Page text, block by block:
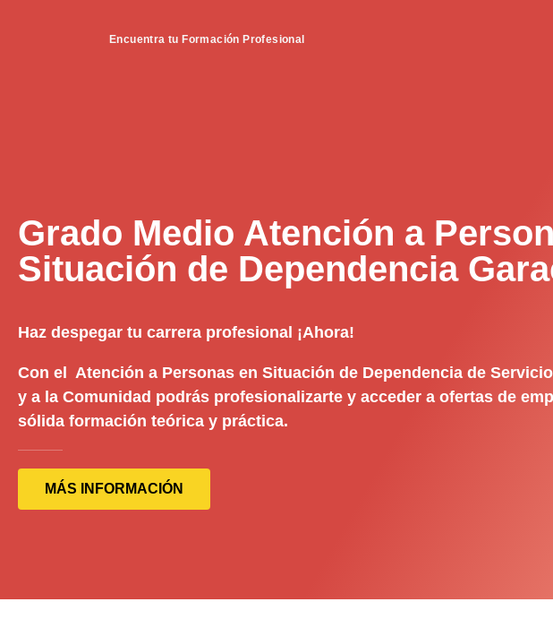
Encuentra tu Formación Profesional
Grado Medio Atención a
Situación de Dependencia
Haz despegar tu carrera profesional ¡Ahora!
Con el Atención a Personas en Situación de Dependencia de
y a la Comunidad podrás profesionalizarte y acceder a ofertas de
sólida formación teórica y práctica.
MÁS INFORMACIÓN